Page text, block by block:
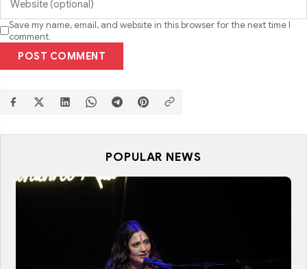
Save my name, email, and website in this browser for the next time I
comment.
POST COMMENT
POPULAR NEWS